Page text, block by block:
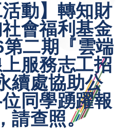
活動】轉知財
會福利基金
二期『雲端
服務志工招
續處協助公
同學踴躍報
請查照。